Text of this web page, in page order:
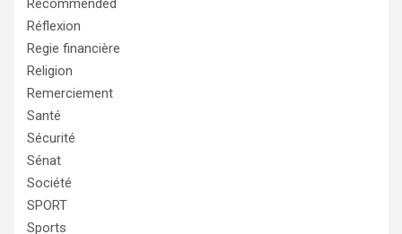
Recommended
Réflexion
Regie financière
Religion
Remerciement
Santé
Sécurité
Sénat
Société
SPORT
Sports